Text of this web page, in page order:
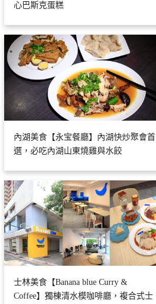
心巴斯克蛋糕
內湖美食【永宝餐廳】內湖快炒聚會首
選，必吃內湖山東燒雞與水餃
士林美食【Banana blue Curry &
Coffee】獨棟清水模咖啡廳，複合式士